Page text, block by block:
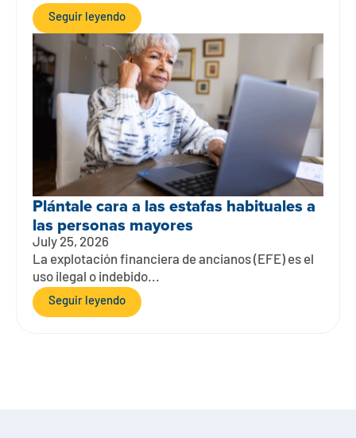
Seguir leyendo
Plántale cara a las estafas habituales a
las personas mayores
July 25, 2026
La explotación financiera de ancianos (EFE) es el
uso ilegal o indebido...
Seguir leyendo